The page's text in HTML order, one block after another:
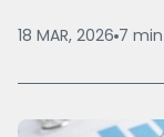
18 MAR, 2026 7 min